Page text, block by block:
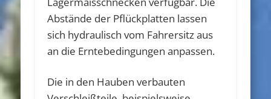
Abstände der Pflückplatten lassen
sich hydraulisch vom Fahrersitz aus
an die Erntebedingungen anpassen.
Die in den Hauben verbauten